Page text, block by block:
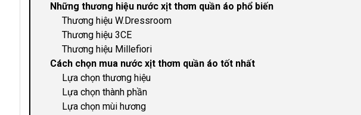
Những thương hiệu nước xịt thơm quần áo phổ biến
Thương hiệu W.Dressroom
Thương hiệu 3CE
Thương hiệu Millefiori
Cách chọn mua nước xịt thơm quần áo tốt nhất
Lựa chọn thương hiệu
Lựa chọn thành phần
Lựa chọn mùi hương